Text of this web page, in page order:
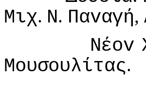
Μιχ. Ν. Παvαγή,
Νέov
Μoυσoυλίτας.